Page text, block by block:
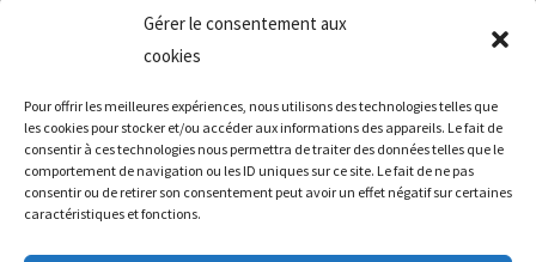
Gérer le consentement aux
cookies
Pour offrir les meilleures expériences, nous utilisons des technologies telles que
les cookies pour stocker et/ou accéder aux informations des appareils. Le fait de
consentir à ces technologies nous permettra de traiter des données telles que le
comportement de navigation ou les ID uniques sur ce site. Le fait de ne pas
consentir ou de retirer son consentement peut avoir un effet négatif sur certaines
caractéristiques et fonctions.